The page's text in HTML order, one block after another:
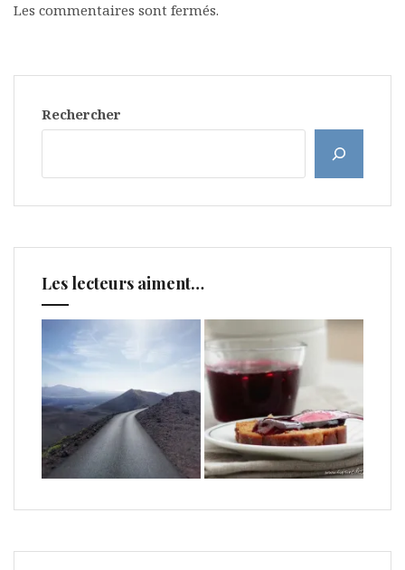
Les commentaires sont fermés.
Rechercher
Les lecteurs aiment…